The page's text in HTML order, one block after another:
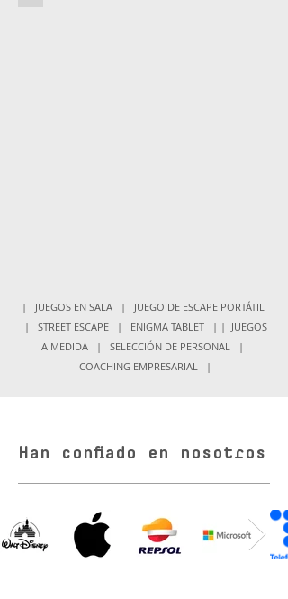
| JUEGOS EN SALA | JUEGO DE ESCAPE PORTÁTIL
| STREET ESCAPE | ENIGMA TABLET | | JUEGOS
A MEDIDA | SELECCIÓN DE PERSONAL |
COACHING EMPRESARIAL |
Han confiado en nosotros